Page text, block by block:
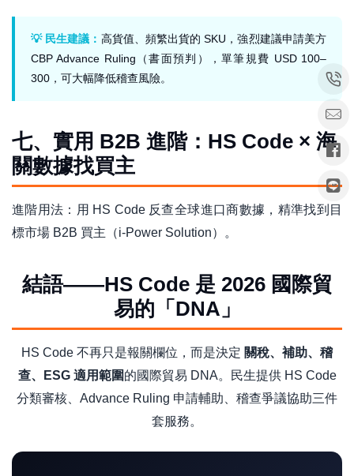
💡 民生建議： 高貨值、頻繁出貨的 SKU，強烈建議申請美方
CBP Advance Ruling（書面預判），單筆規費 USD 100–
300，可大幅降低稽查風險。
七、實用 B2B 進階：HS Code × 海
關數據找買主
進階用法：用 HS Code 反查全球進口商數據，精準找到目
標市場 B2B 買主（i-Power Solution）。
結語——HS Code 是 2026 國際貿
易的「DNA」
HS Code 不再只是報關欄位，而是決定 關稅、補助、稽
查、ESG 適用範圍的國際貿易 DNA。民生提供 HS Code
分類審核、Advance Ruling 申請輔助、稽查爭議協助三件
套服務。